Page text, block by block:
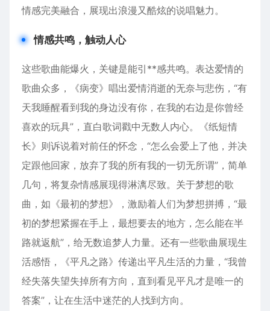
情感完美融合，展现出浪漫又酷炫的说唱魅力。
情感共鸣，触动人心
这些歌曲能爆火，关键是能引**感共鸣。表达爱情的
歌曲众多，《病变》唱出爱情消逝的无奈与悲伤，“有
天我睡醒看到我的身边没有你，在我的右边是你曾经
喜欢的玩具”，直白歌词戳中无数人内心。《纸短情
长》则诉说着对前任的怀念，“怎么会爱上了他，并决
定跟他回家，放弃了我的所有我的一切无所谓”，简单
几句，将复杂情感展现得淋漓尽致。关于梦想的歌
曲，如《最初的梦想》，激励着人们为梦想拼搏，“最
初的梦想紧握在手上，最想要去的地方，怎么能在半
路就返航”，给无数追梦人力量。还有一些歌曲展现生
活感悟，《平凡之路》传递出平凡生活的力量，“我曾
经失落失望失掉所有方向，直到看见平凡才是唯一的
答案”，让在生活中迷茫的人找到方向。